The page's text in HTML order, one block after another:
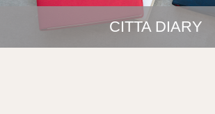
CITTA DIARY